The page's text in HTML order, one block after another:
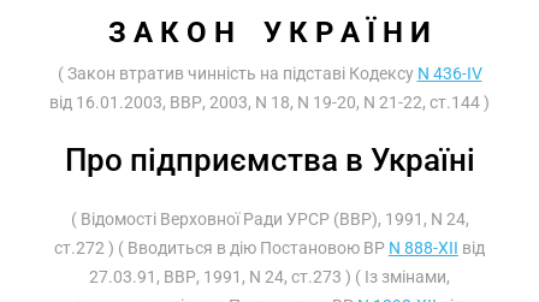
З А К О Н    У К Р А Ї Н И
( Закон втратив чинність на підставі Кодексу N 436-IV
від 16.01.2003, ВВР, 2003, N 18, N 19-20, N 21-22, ст.144 )
Про підприємства в Україні
( Відомості Верховної Ради УРСР (ВВР), 1991, N 24,
ст.272 ) ( Вводиться в дію Постановою ВР N 888-XII від
27.03.91, ВВР, 1991, N 24, ст.273 ) ( Із змінами,